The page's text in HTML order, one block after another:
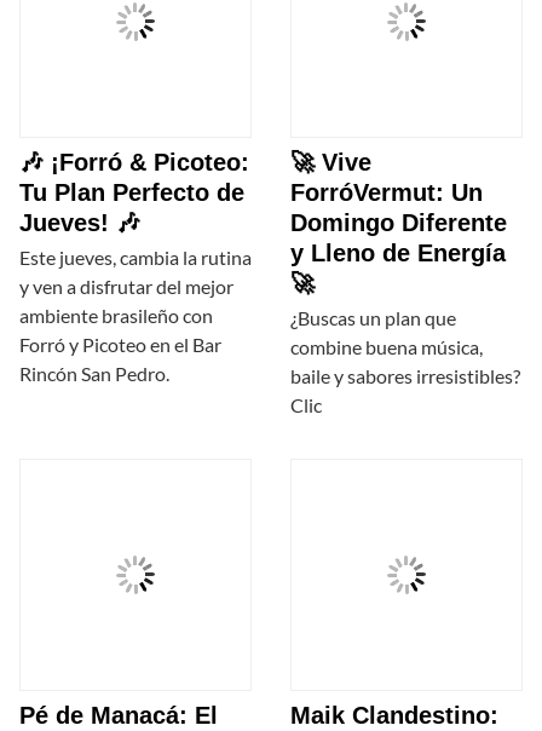
🎶 ¡Forró & Picoteo:
Tu Plan Perfecto de
Jueves! 🎶
Este jueves, cambia la rutina
y ven a disfrutar del mejor
ambiente brasileño con
Forró y Picoteo en el Bar
Rincón San Pedro.
🚀 Vive
ForróVermut: Un
Domingo Diferente
y Lleno de Energía
🚀
¿Buscas un plan que
combine buena música,
baile y sabores irresistibles?
Clic
Pé de Manacá: El
Maik Clandestino: